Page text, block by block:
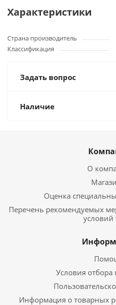
Характеристики
Страна производитель
Классификация
Задать вопрос
Наличие
О
Оценка
Перечень рекомендуемых
условий
Условия отбора
Информация о товарных